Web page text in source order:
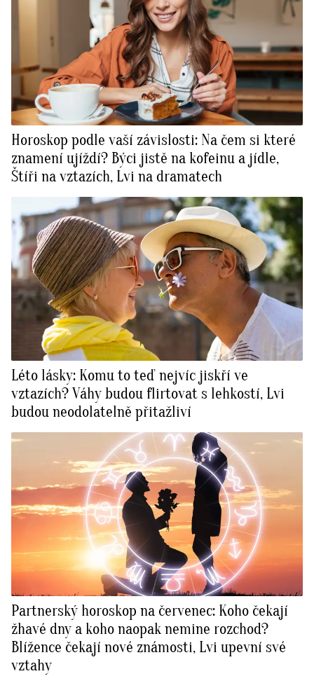
Horoskop podle vaší závislosti: Na čem si které
znamení ujíždí? Býci jistě na kofeinu a jídle,
Štíři na vztazích, Lvi na dramatech
Léto lásky: Komu to teď nejvíc jiskří ve
vztazích? Váhy budou flirtovat s lehkostí, Lvi
budou neodolatelně přitažliví
Partnerský horoskop na červenec: Koho čekají
žhavé dny a koho naopak nemine rozchod?
Blížence čekají nové známosti, Lvi upevní své
vztahy